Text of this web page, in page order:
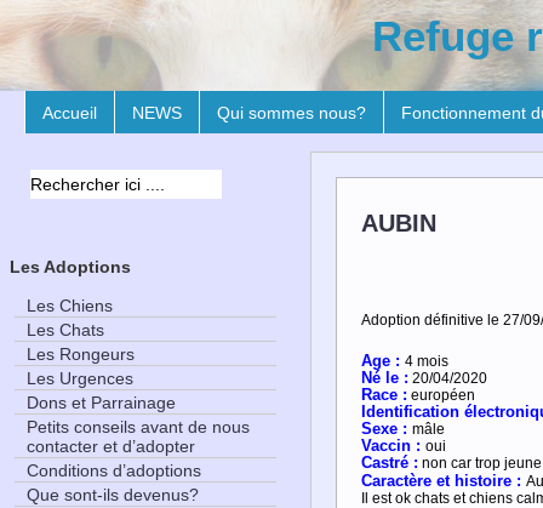
Refuge
Accueil NEWS Qui sommes nous? Fonctionnement
AUBIN
Adoption définitive le 27/
Age : 4 mois
Né le : 20/04/2020
Race : européen
Identification
Sexe : mâle
Vaccin : oui
Castré : non car trop jeune
Caractère et histoire :
Il est ok chats et chiens
Les Adoptions
Les Chiens
Les Chats
Les Rongeurs
Les Urgences
Dons et Parrainage
Petits conseils avant de nous
contacter et d’adopter
Conditions d’adoptions
Que sont-ils devenus?